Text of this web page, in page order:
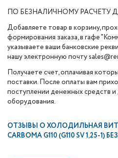
ПО БЕЗНАЛИЧНОМУ РАСЧЕТУ
Добавляете товар в корзину,
формирования заказа, в гафе
указываете ваши банковские
нашу электронную почту
Получаете счет, оплачивая
поставки. После оплаты вам
поступлении денежных средств и
оборудования.
ОТЗЫВЫ О ХОЛОДИЛЬНАЯ
СARBOMA G110 (G110 SV 1,25-1)